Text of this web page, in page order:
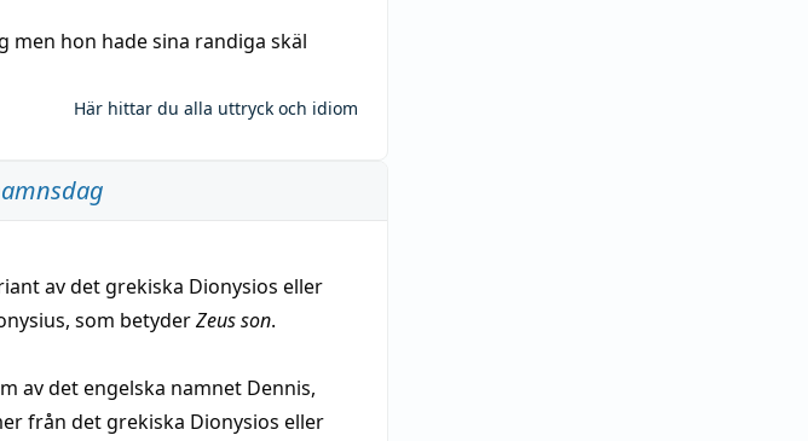
men hon hade sina randiga skäl
Här hittar du alla uttryck och idiom
av det grekiska Dionysios eller
som betyderZeus son.
av det engelska namnet Dennis,
från det grekiska Dionysios eller